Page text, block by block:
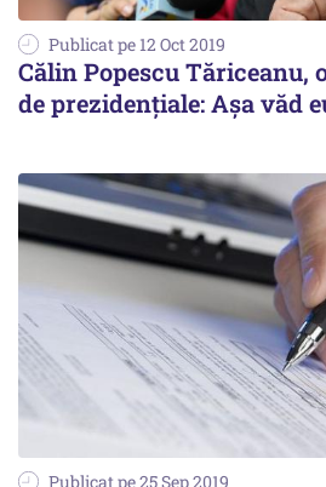
Publicat pe 12 Oct 2019
Călin Popescu Tăriceanu,
de prezidenţiale: Aşa văd
Publicat pe 25 Sep 2019